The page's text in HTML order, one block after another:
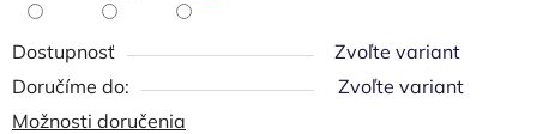
Dostupnosť
Zvoľte variant
Zvoľte variant
Možnosti doručenia